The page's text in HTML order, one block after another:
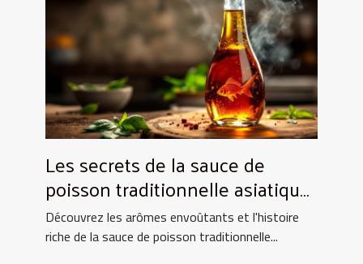
Les secrets de la sauce de
poisson traditionnelle asiatique
et ses utilisations culinaires
Découvrez les arômes envoûtants et l'histoire
riche de la sauce de poisson traditionnelle...